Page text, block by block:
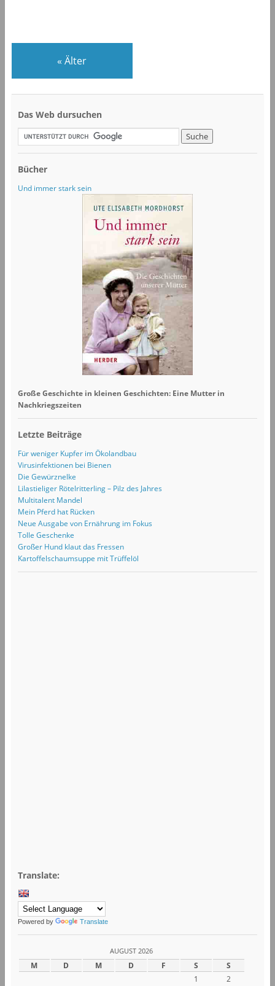
« Älter
Das Web dursuchen
Bücher
Und immer stark sein
Große Geschichte in kleinen Geschichten: Eine Mutter in
Nachkriegszeiten
Letzte Beiträge
Für weniger Kupfer im Ökolandbau
Virusinfektionen bei Bienen
Die Gewürznelke
Lilastieliger Rötelritterling – Pilz des Jahres
Multitalent Mandel
Mein Pferd hat Rücken
Neue Ausgabe von Ernährung im Fokus
Tolle Geschenke
Großer Hund klaut das Fressen
Kartoffelschaumsuppe mit Trüffelöl
Translate:
Powered by Translate
AUGUST 2026
M D M D F S S
1
2